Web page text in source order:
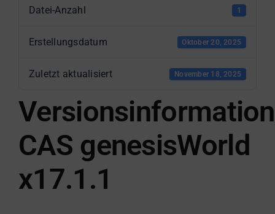
Datei-Anzahl 1
Erstellungsdatum Oktober 20, 2025
Zuletzt aktualisiert November 18, 2025
CAS genesisWorld
x17.1.1